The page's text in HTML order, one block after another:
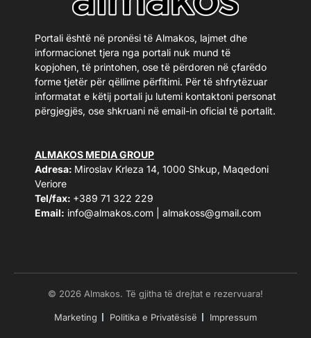
Portali është në pronësi të Almakos, lajmet dhe
informacionet tjera nga portali nuk mund të
kopjohen, të printohen, ose të përdoren në çfarëdo
forme tjetër për qëllime përfitimi. Për të shfrytëzuar
informatat e këtij portali ju lutemi kontaktoni personat
përgjegjës, ose shkruani në email-in oficial të portalit.
ALMAKOS MEDIA GROUP
Adresa: Miroslav Krleza 14, 1000 Shkup, Maqedoni
Veriore
Tel/fax: +389 71 322 229
Email: info@almakos.com almakoss@gmail.com
© 2026 Almakos. Të gjitha të drejtat e rezervuara!
Marketing Politika e Privatësisë Impressum